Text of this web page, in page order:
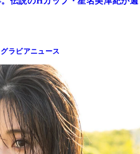
グラビアニュース